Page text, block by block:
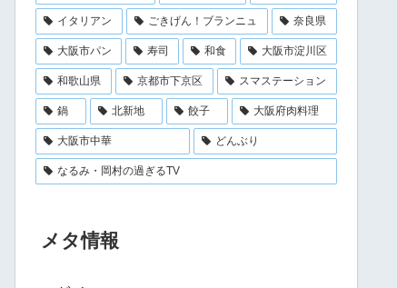
イタリアン ごきげん！ブランニュ 奈良県
大阪市パン 寿司 和食 大阪市淀川区
和歌山県 京都市下京区 スマステーション
鍋 北新地 餃子 大阪府肉料理
大阪市中華 どんぶり
なるみ・岡村の過ぎるTV
メタ情報